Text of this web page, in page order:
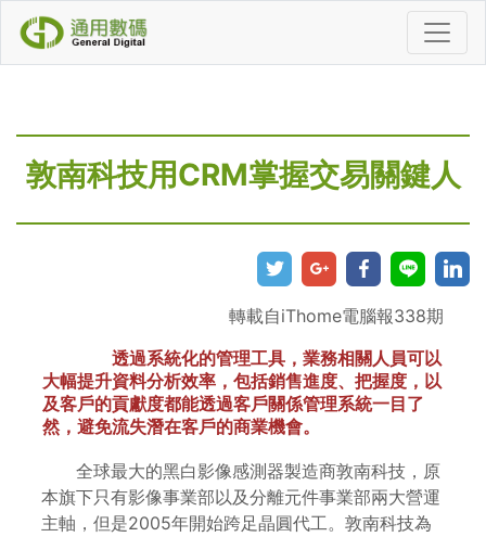
敦南科技用CRM掌握交易關鍵人
轉載自iThome電腦報338期
透過系統化的管理工具，業務相關人員可以
大幅提升資料分析效率，包括銷售進度、把握度，以
及客戶的貢獻度都能透過客戶關係管理系統一目了
然，避免流失潛在客戶的商業機會。
全球最大的黑白影像感測器製造商敦南科技，原
本旗下只有影像事業部以及分離元件事業部兩大營運
主軸，但是2005年開始跨足晶圓代工。敦南科技為